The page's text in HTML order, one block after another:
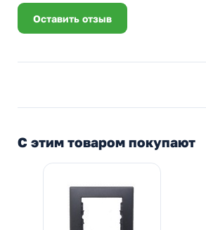
Оставить отзыв
С этим товаром покупают